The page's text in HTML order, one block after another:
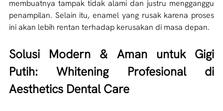
membuatnya tampak tidak alami dan justru mengganggu
penampilan. Selain itu, enamel yang rusak karena proses
ini akan lebih rentan terhadap kerusakan di masa depan.
Solusi Modern & Aman untuk Gigi
Putih: Whitening Profesional di
Aesthetics Dental Care